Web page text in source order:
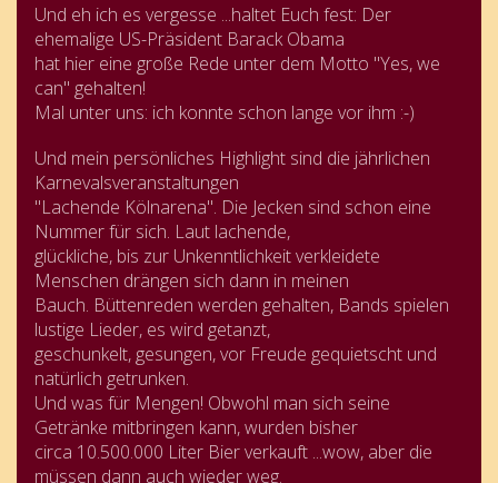
Und eh ich es vergesse ...haltet Euch fest: Der
ehemalige US-Präsident Barack Obama
hat hier eine große Rede unter dem Motto "Yes, we
can" gehalten!
Mal unter uns: ich konnte schon lange vor ihm :-)
Und mein persönliches Highlight sind die jährlichen
Karnevalsveranstaltungen
"Lachende Kölnarena". Die Jecken sind schon eine
Nummer für sich. Laut lachende,
glückliche, bis zur Unkenntlichkeit verkleidete
Menschen drängen sich dann in meinen
Bauch. Büttenreden werden gehalten, Bands spielen
lustige Lieder, es wird getanzt,
geschunkelt, gesungen, vor Freude gequietscht und
natürlich getrunken.
Und was für Mengen! Obwohl man sich seine
Getränke mitbringen kann, wurden bisher
circa 10.500.000 Liter Bier verkauft ...wow, aber die
müssen dann auch wieder weg.